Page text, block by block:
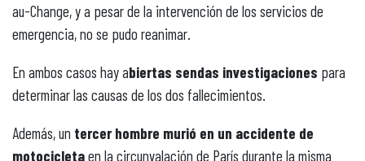
au-Change, y a pesar de la intervención de los servicios de
emergencia, no se pudo reanimar.
En ambos casos hay abiertas sendas investigaciones para
determinar las causas de los dos fallecimientos.
Además, un tercer hombre murió en un accidente de
motocicletaen la circunvalación de París durante la misma